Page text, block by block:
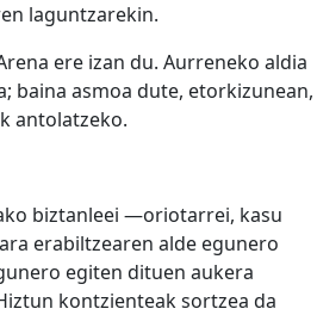
laguntzarekin.
ere izan du. Aurreneko aldia
baina asmoa dute, etorkizunean,
antolatzeko.
biztanleei —oriotarrei, kasu
erabiltzearen alde egunero
egiten dituen aukera
kontzienteak sortzea da